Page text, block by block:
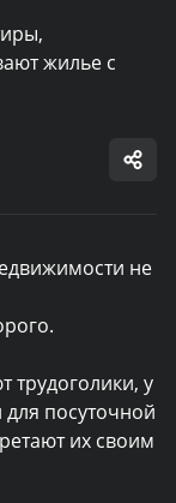
жилье с
не
трудоголики, у
посуточной
их своим